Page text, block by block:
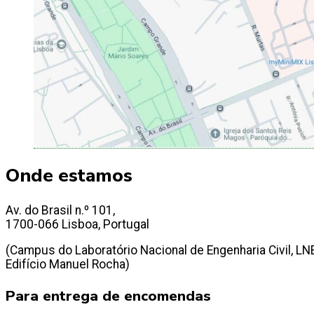
Onde estamos
Av. do Brasil n.º 101,
1700-066 Lisboa, Portugal
(Campus do Laboratório Nacional de Engenharia Civil,
Edifício Manuel Rocha)
Para entrega de encomendas